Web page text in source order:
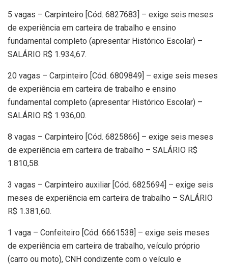
5 vagas – Carpinteiro [Cód. 6827683] – exige seis meses
de experiência em carteira de trabalho e ensino
fundamental completo (apresentar Histórico Escolar) –
SALÁRIO R$ 1.934,67.
20 vagas – Carpinteiro [Cód. 6809849] – exige seis meses
de experiência em carteira de trabalho e ensino
fundamental completo (apresentar Histórico Escolar) –
SALÁRIO R$ 1.936,00.
8 vagas – Carpinteiro [Cód. 6825866] – exige seis meses
de experiência em carteira de trabalho – SALÁRIO R$
1.810,58.
3 vagas – Carpinteiro auxiliar [Cód. 6825694] – exige seis
meses de experiência em carteira de trabalho – SALÁRIO
R$ 1.381,60.
1 vaga – Confeiteiro [Cód. 6661538] – exige seis meses
de experiência em carteira de trabalho, veículo próprio
(carro ou moto), CNH condizente com o veículo e